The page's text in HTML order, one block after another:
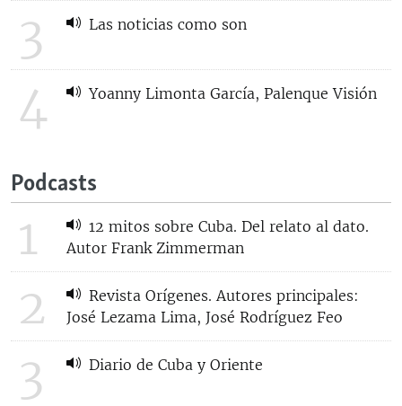
3 Las noticias como son
4 Yoanny Limonta García, Palenque Visión
Podcasts
1
12 mitos sobre Cuba. Del relato al dato.
Autor Frank Zimmerman
2
Revista Orígenes. Autores principales:
José Lezama Lima, José Rodríguez Feo
3 Diario de Cuba y Oriente